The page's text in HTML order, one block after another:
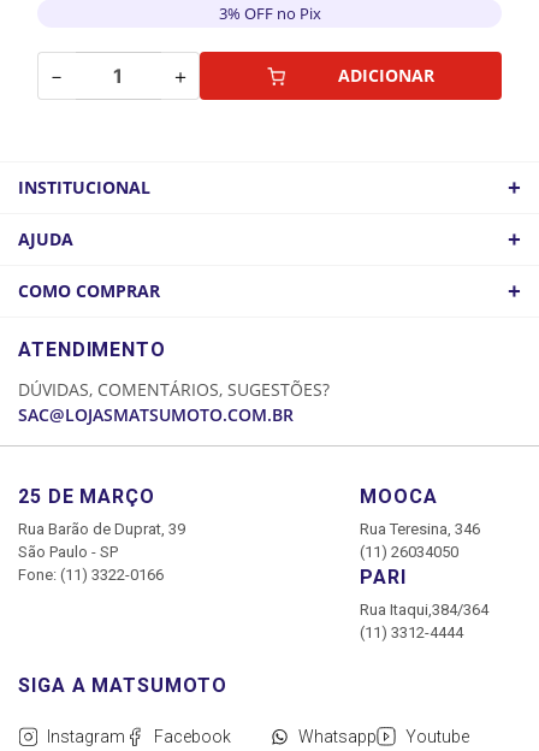
3% OFF no Pix
－ ＋ ADICIONAR
INSTITUCIONAL +
COMO CHEGAR
AJUDA +
COMO COMPRAR +
CADASTRE-SE
MINHA CONTA
MEUS PEDIDOS
ATENDIMENTO
DÚVIDAS, COMENTÁRIOS, SUGESTÕES?
SAC@LOJASMATSUMOTO.COM.BR
Instagram Facebook Whatsapp Youtube
25 DE MARÇO
Rua Barão de Duprat, 39
São Paulo - SP
Fone: (11) 3322-0166
MOOCA
Rua Teresina, 346
(11) 26034050
PARI
Rua Itaqui,384/364
(11) 3312-4444